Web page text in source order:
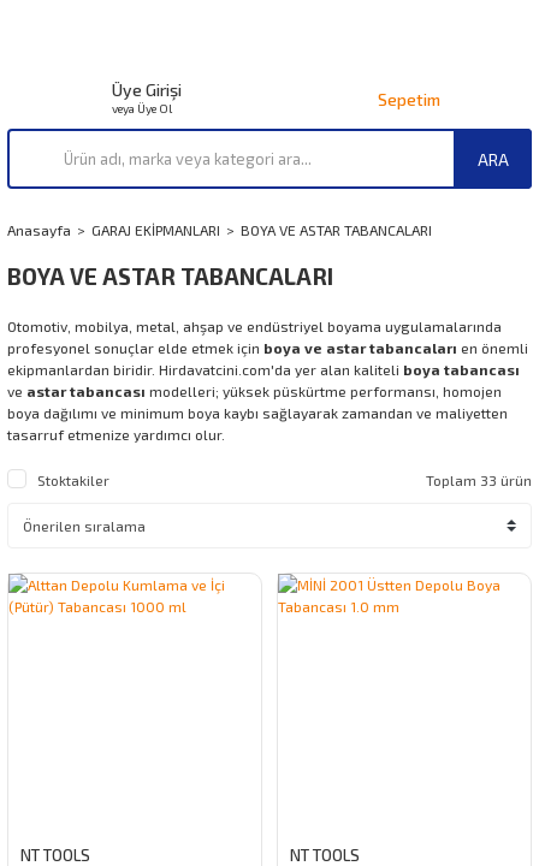
ARA
Üye Girişi
veya Üye Ol Sepetim
Anasayfa GARAJ EKİPMANLARI BOYA VE ASTAR TABANCALARI
BOYA VE ASTAR TABANCALARI
Otomotiv, mobilya, metal, ahşap ve endüstriyel boyama uygulamalarında
profesyonel sonuçlar elde etmek için boya ve astar tabancaları en önemli
ekipmanlardan biridir. Hirdavatcini.com'da yer alan kaliteli boya tabancası
ve astar tabancası modelleri; yüksek püskürtme performansı, homojen
boya dağılımı ve minimum boya kaybı sağlayarak zamandan ve maliyetten
tasarruf etmenize yardımcı olur.
Stoktakiler Toplam 33 ürün
NT TOOLS
NT TOOLS